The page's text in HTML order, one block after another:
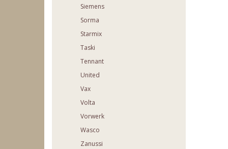
Siemens
Sorma
Starmix
Taski
Tennant
United
Vax
Volta
Vorwerk
Wasco
Zanussi